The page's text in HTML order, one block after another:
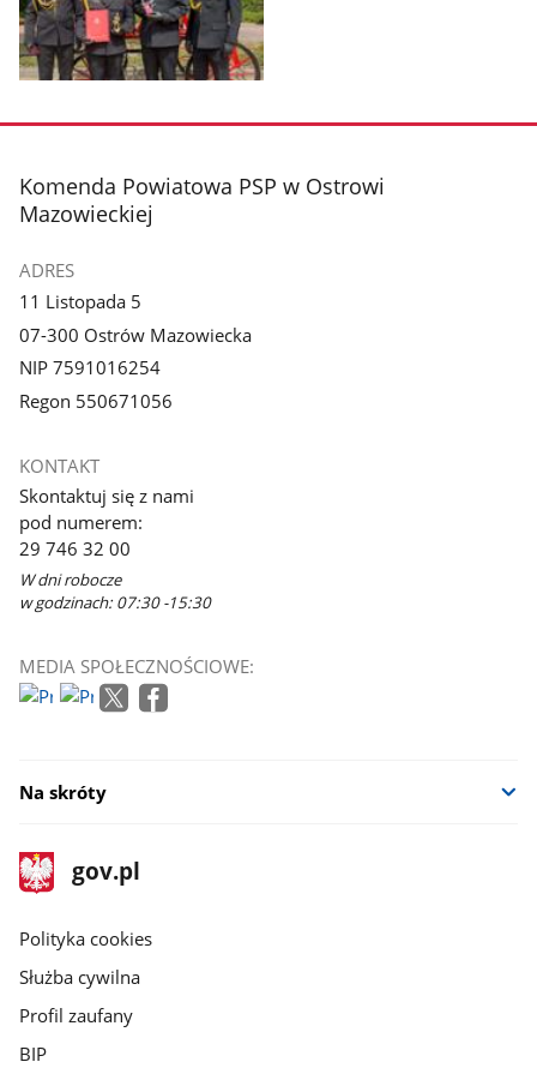
galerii.
zdjęcie
galerii.
stopka
Komenda Powiatowa PSP w Ostrowi
Mazowieckiej
ADRES
11 Listopada 5
07-300 Ostrów Mazowiecka
NIP 7591016254
Regon 550671056
KONTAKT
Skontaktuj się z nami
pod numerem:
29 746 32 00
W dni robocze
w godzinach: 07:30 -15:30
MEDIA SPOŁECZNOŚCIOWE:
Na skróty
stopka
gov.pl
Strona
gov.pl
gov.pl
Polityka cookies
Służba cywilna
Profil zaufany
BIP